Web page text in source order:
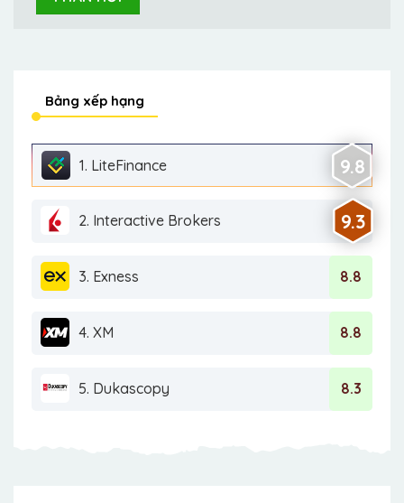
Bảng xếp hạng
1. LiteFinance 9.8
2. Interactive Brokers 9.3
3. Exness 8.8
4. XM 8.8
5. Dukascopy 8.3